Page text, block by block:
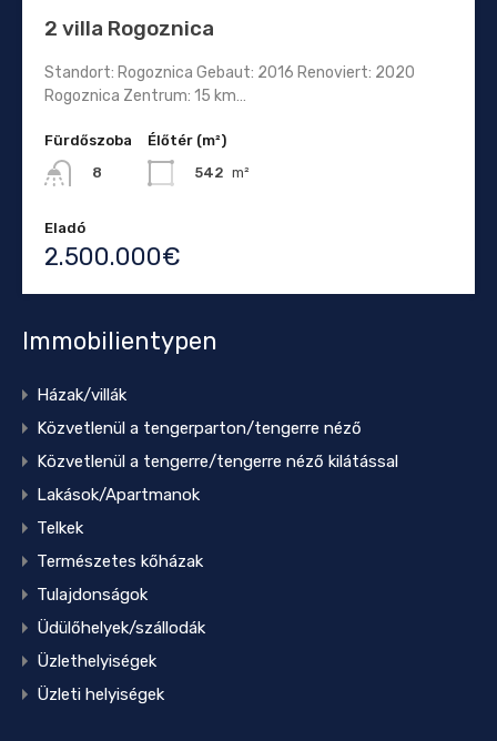
2 villa Rogoznica
Standort: Rogoznica Gebaut: 2016 Renoviert: 2020
Rogoznica Zentrum: 15 km…
Fürdőszoba
8
Élőtér (m²)
542 m²
Eladó
2.500.000€
Immobilientypen
Házak/villák
Közvetlenül a tengerparton/tengerre néző
Közvetlenül a tengerre/tengerre néző kilátással
Lakások/Apartmanok
Telkek
Természetes kőházak
Tulajdonságok
Üdülőhelyek/szállodák
Üzlethelyiségek
Üzleti helyiségek